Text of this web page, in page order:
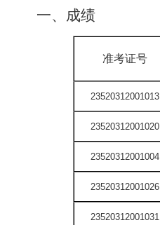
一、成绩
准考证号
23520312001013
23520312001020
23520312001004
23520312001026
23520312001031